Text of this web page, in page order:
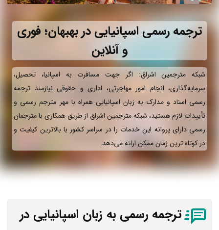
ترجمه رسمی اسپانیایی در بهبهان؛ فوری
و آنلاین
شبکه مترجمین اشراق: اگر جهت مسافرت به اسپانیا، تحصیل،
سرمایه‌گذاری، انجام امور مهاجرتی، اداری و حقوقی نیازمند ترجمه
رسمی اسناد و مدارک به زبان اسپانیایی همراه با مهر مترجم رسمی و
تأییدات لازم هستید، شبکه مترجمین اشراق از طریق همکاری با مترجمان
رسمی دارای پروانه این خدمات را در سراسر کشور با بالاترین کیفیت و
در کوتاه ترین زمان ممکن ارائه می‌دهد.
ترجمه رسمی به زبان اسپانیایی در